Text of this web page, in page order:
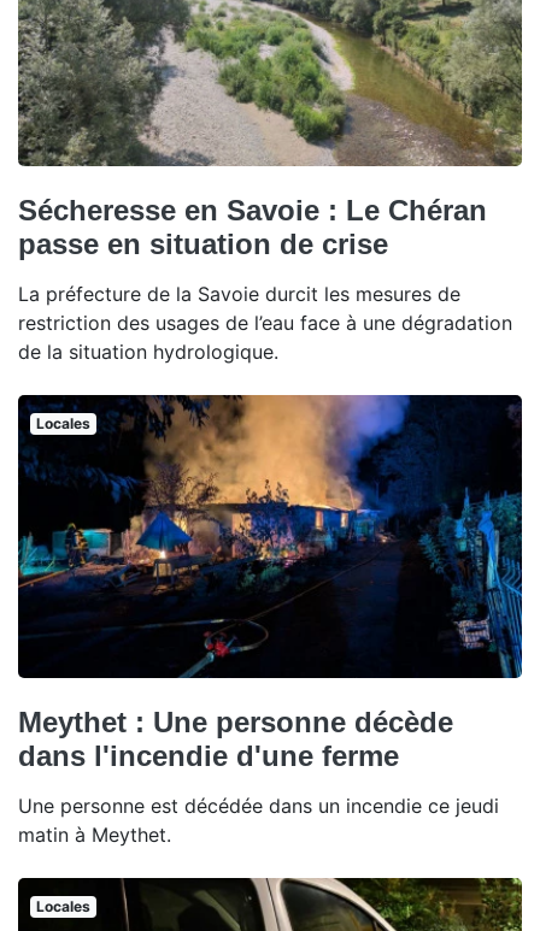
Sécheresse en Savoie : Le Chéran
passe en situation de crise
La préfecture de la Savoie durcit les mesures de
restriction des usages de l’eau face à une dégradation
de la situation hydrologique.
Locales
Meythet : Une personne décède
dans l'incendie d'une ferme
Une personne est décédée dans un incendie ce jeudi
matin à Meythet.
Locales